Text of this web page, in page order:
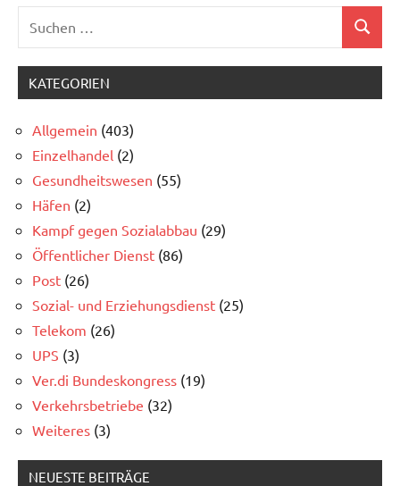
Allgemein
Kampf
Sozialabbau
Dienst
Sozial- und
Erziehungsdienst
Suchen
KATEGORIEN
Allgemein (403)
Einzelhandel (2)
Gesundheitswesen (55)
Häfen (2)
Kampf gegen Sozialabbau (29)
Öffentlicher Dienst (86)
Post (26)
Sozial- und Erziehungsdienst (25)
Telekom (26)
UPS (3)
Ver.di Bundeskongress (19)
Verkehrsbetriebe (32)
Weiteres (3)
NEUESTE BEITRÄGE